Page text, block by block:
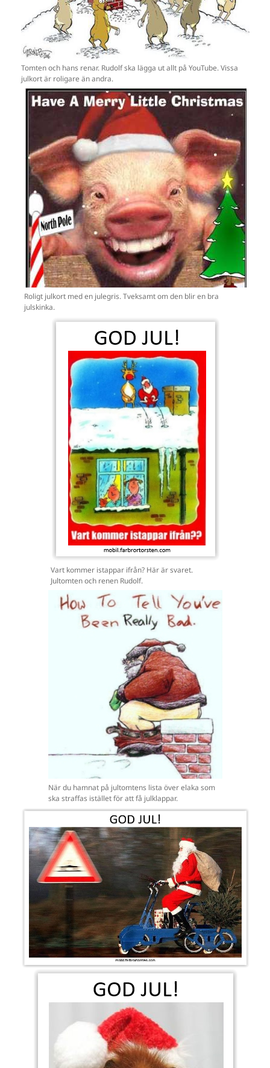
Tomten och hans renar. Rudolf ska lägga ut allt på YouTube. Vissa
julkort är roligare än andra.
Roligt julkort med en julegris. Tveksamt om den blir en bra
julskinka.
Vart kommer istappar ifrån? Här är svaret.
Jultomten och renen Rudolf.
När du hamnat på jultomtens lista över elaka som
ska straffas istället för att få julklappar.